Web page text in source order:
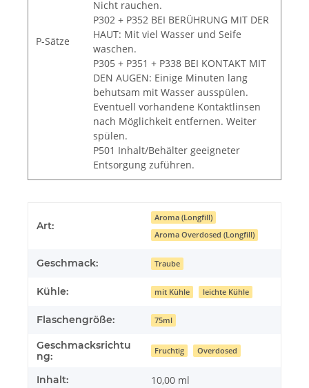
P-Sätze
Nicht rauchen.
P302 + P352 BEI BERÜHRUNG MIT DER
HAUT: Mit viel Wasser und Seife
waschen.
P305 + P351 + P338 BEI KONTAKT MIT
DEN AUGEN: Einige Minuten lang
behutsam mit Wasser ausspülen.
Eventuell vorhandene Kontaktlinsen
nach Möglichkeit entfernen. Weiter
spülen.
P501 Inhalt/Behälter geeigneter
Entsorgung zuführen.
Art:
Aroma (Longfill)
Aroma Overdosed (Longfill)
Geschmack: Traube
Kühle: mit Kühle leichte Kühle
Flaschengröße: 75ml
Geschmacksrichtu
ng:
Fruchtig Overdosed
Inhalt: 10,00 ml